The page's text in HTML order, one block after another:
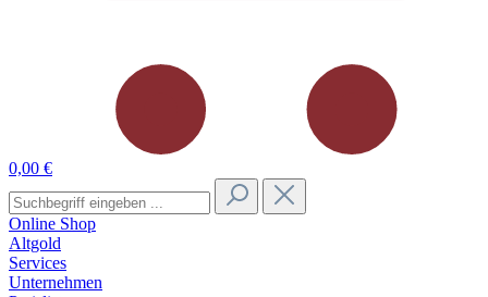
0,00 €
Online Shop
Altgold
Services
Unternehmen